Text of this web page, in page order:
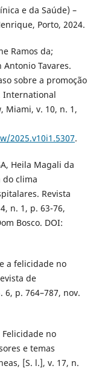
e da Saúde) –
Porto, 2024.
Ramos da;
Antonio Tavares.
sobre a promoção
International
Miami, v. 10, n. 1,
2025.v10i1.5307.
Heila Magali da
do clima
Revista
n. 1, p. 63-76,
Bosco. DOI:
e a felicidade no
de
p. 764–787, nov.
Felicidade no
e temas
[S. l.], v. 17, n.